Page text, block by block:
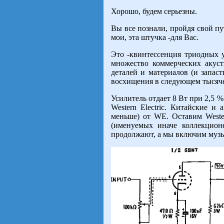
Хорошо, будем серьезны.
Вы все познали, пройдя свой
мои, эта штучка -для Вас.
Это -квинтессенция триодных
множество коммерческих
деталей и материалов (и
восхищения в следующем
Усилитель отдает 8 Вт при 2,5
Western Electric. Китайские и
меньше) от WE. Оставим
(именуемых иначе
продолжают, а мы включим